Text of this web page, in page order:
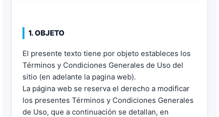
1. OBJETO
El presente texto tiene por objeto estableces los
Términos y Condiciones Generales de Uso del
sitio (en adelante la pagina web).
La página web se reserva el derecho a modificar
los presentes Términos y Condiciones Generales
de Uso, que a continuación se detallan, en